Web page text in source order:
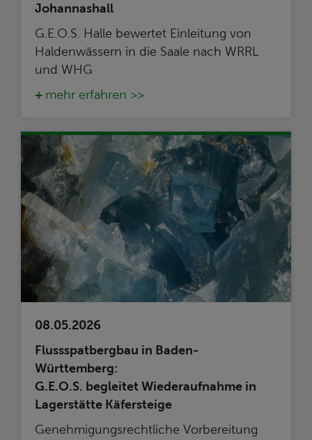
Johannashall
G.E.O.S. Halle bewertet Einleitung von
Haldenwässern in die Saale nach WRRL
und WHG
mehr erfahren >>
08.05.2026
Flussspatbergbau in Baden-
Württemberg:
G.E.O.S. begleitet Wiederaufnahme in
Lagerstätte Käfersteige
Genehmigungsrechtliche Vorbereitung